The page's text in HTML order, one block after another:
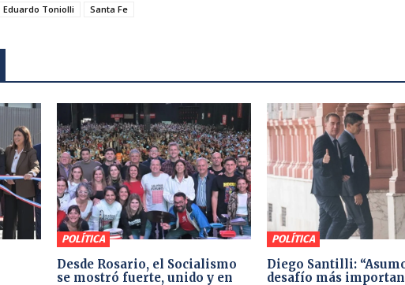
Eduardo Toniolli Santa Fe
POLÍTICA
Desde Rosario, el Socialismo
se mostró fuerte, unido y en
POLÍTICA
Diego Santilli:
desafío más